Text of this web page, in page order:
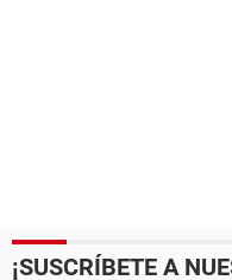
¡SUSCRÍBETE A